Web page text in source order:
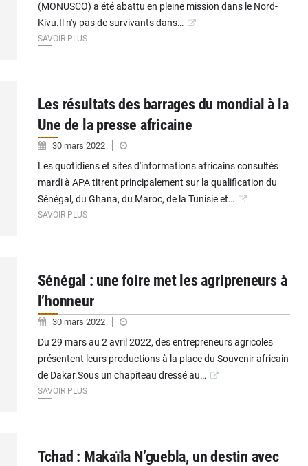
(MONUSCO) a été abattu en pleine mission dans le Nord-
Kivu.Il n'y pas de survivants dans…
SAVOIR PLUS
Les résultats des barrages du mondial à la
Une de la presse africaine
30 mars 2022
Les quotidiens et sites d'informations africains consultés
mardi à APA titrent principalement sur la qualification du
Sénégal, du Ghana, du Maroc, de la Tunisie et…
SAVOIR PLUS
Sénégal : une foire met les agripreneurs à
l’honneur
30 mars 2022
Du 29 mars au 2 avril 2022, des entrepreneurs agricoles
présentent leurs productions à la place du Souvenir africain
de Dakar.Sous un chapiteau dressé au…
SAVOIR PLUS
Tchad : Makaïla N’guebla, un destin avec